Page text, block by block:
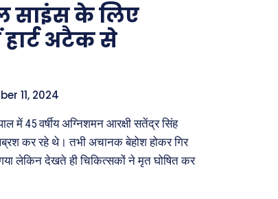
साइंस के लिए
हार्ट अटैक से
11, 2024
में 45 वर्षीय अग्निशमन आरक्षी सतेंद्र सिंह
कर रहे थे। तभी अचानक बेहोश होकर गिर
लेकिन देखते ही चिकित्सकों ने मृत घोषित कर